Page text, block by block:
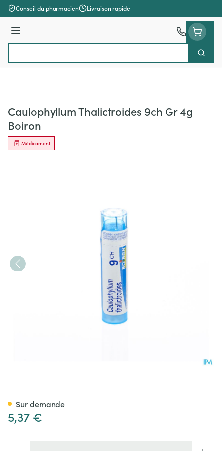
Aller au contenu
Conseil du pharmacien Livraison rapide
Menu
Caulophyllum Thalictroides 9ch Gr 4g
Boiron
Médicament
5,37 €
Sur demande